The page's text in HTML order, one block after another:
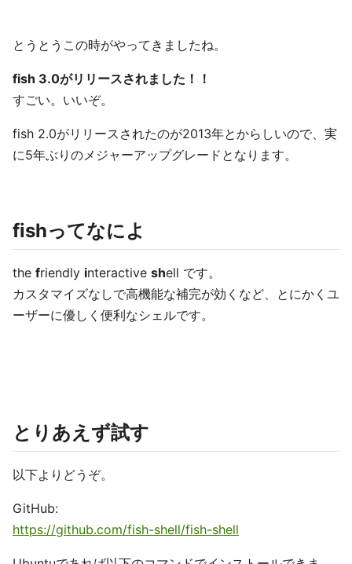
とうとうこの時がやってきましたね。
fish 3.0がリリースされました！！
すごい。いいぞ。
fish 2.0がリリースされたのが2013年とからしいので、実
に5年ぶりのメジャーアップグレードとなります。
fishってなによ
the friendly interactive shell です。
カスタマイズなしで高機能な補完が効くなど、とにかくユ
ーザーに優しく便利なシェルです。
とりあえず試す
以下よりどうぞ。
GitHub:
https://github.com/fish-shell/fish-shell